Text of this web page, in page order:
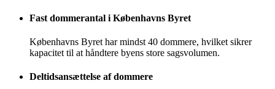
Fast dommerantal i Københavns Byret
Københavns Byret har mindst 40 dommere, hvilket sikrer
kapacitet til at håndtere byens store sagsvolumen.
Deltidsansættelse af dommere